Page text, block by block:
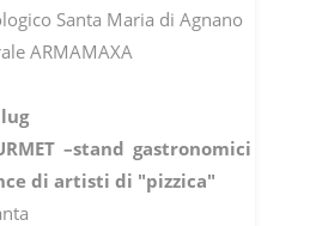
Santa Maria di Agnano
ARMAMAXA
–stand gastronomici
di artisti di "pizzica"